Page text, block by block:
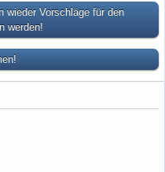
wieder Vorschläge für den
werden!